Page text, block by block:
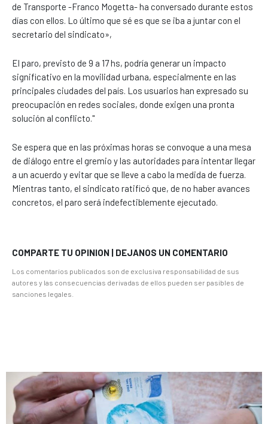
de Transporte -Franco Mogetta- ha conversado durante estos
días con ellos. Lo último que sé es que se iba a juntar con el
secretario del sindicato»,
El paro, previsto de 9 a 17 hs, podría generar un impacto
significativo en la movilidad urbana, especialmente en las
principales ciudades del país. Los usuarios han expresado su
preocupación en redes sociales, donde exigen una pronta
solución al conflicto."
Se espera que en las próximas horas se convoque a una mesa
de diálogo entre el gremio y las autoridades para intentar llegar
a un acuerdo y evitar que se lleve a cabo la medida de fuerza.
Mientras tanto, el sindicato ratificó que, de no haber avances
concretos, el paro será indefectiblemente ejecutado.
COMPARTE TU OPINION | DEJANOS UN COMENTARIO
Los comentarios publicados son de exclusiva responsabilidad de sus
autores y las consecuencias derivadas de ellos pueden ser pasibles de
sanciones legales.